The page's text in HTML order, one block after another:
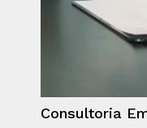
Consultoria